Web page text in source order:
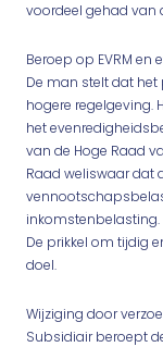
voordeel gehad van
Beroep op EVRM en
De man stelt dat
hogere regelgeving.
het
van de Hoge Raad
Raad weliswaar dat
inkomstenbelasting.
De prikkel om tijdig
doel.
Wijziging door
Subsidiair beroept